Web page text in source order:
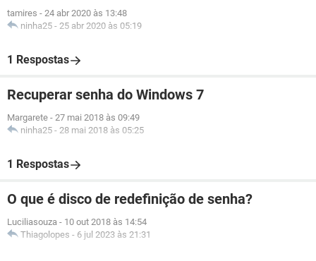
tamires - 24 abr 2020 às 13:48
ninha25 - 25 abr 2020 às 05:19
1 Respostas
Recuperar senha do Windows 7
Margarete - 27 mai 2018 às 09:49
ninha25 - 28 mai 2018 às 05:25
1 Respostas
O que é disco de redefinição de senha?
Luciliasouza - 10 out 2018 às 14:54
Thiagolopes - 6 jul 2023 às 21:31